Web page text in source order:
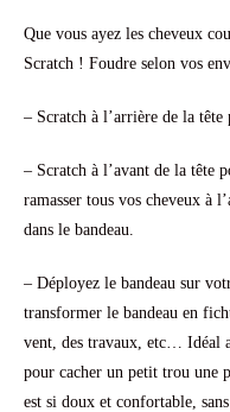
Que vous ayez les cheveux
Scratch ! Foudre selon vos
– Scratch à l’arrière de la
– Scratch à l’avant de la tête
ramasser tous vos cheveux à
dans le bandeau.
– Déployez le bandeau sur
transformer le bandeau en
vent, des travaux, etc… Idéal
pour cacher un petit trou une
est si doux et confortable,